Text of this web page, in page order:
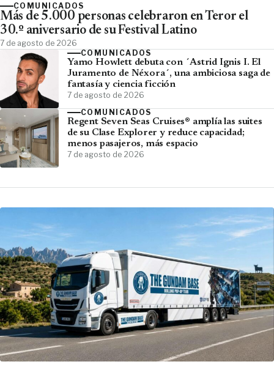
COMUNICADOS
Más de 5.000 personas celebraron en Teror el
30.º aniversario de su Festival Latino
7 de agosto de 2026
COMUNICADOS
Yamo Howlett debuta con ´Astrid Ignis I. El
Juramento de Néxora´, una ambiciosa saga de
fantasía y ciencia ficción
7 de agosto de 2026
COMUNICADOS
Regent Seven Seas Cruises® amplía las suites
de su Clase Explorer y reduce capacidad;
menos pasajeros, más espacio
7 de agosto de 2026